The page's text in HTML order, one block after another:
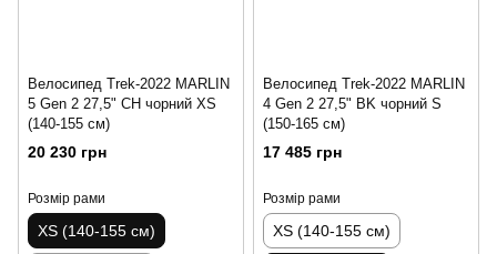
Велосипед Trek-2022 MARLIN
5 Gen 2 27,5" CH чорний XS
(140-155 см)
20 230 грн
Розмір рами
XS (140-155 см)
Велосипед Trek-2022 MARLIN
4 Gen 2 27,5" BK чорний S
(150-165 см)
17 485 грн
Розмір рами
XS (140-155 см)